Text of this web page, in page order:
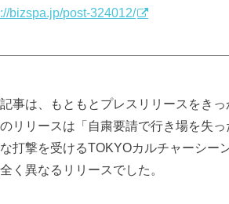
bizspa.jp/post-324012/
事は、もともとプレスリリースをき
リリースは「自粛要請で行き場を失
打撃を受けるTOKYOカルチャーシー
く異なるリリースでした。